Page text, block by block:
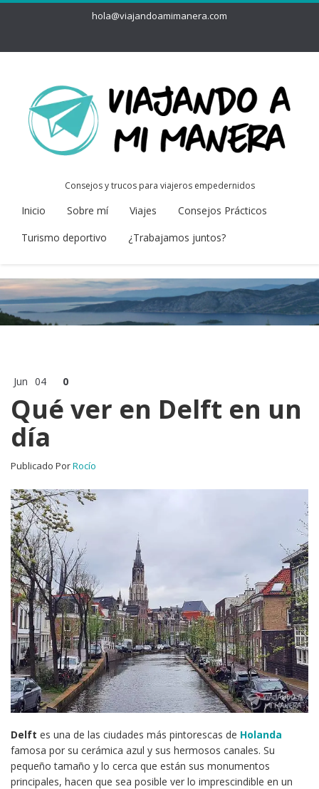
hola@viajandoamimanera.com
Consejos y trucos para viajeros empedernidos
Inicio Sobre mí Viajes
Consejos Prácticos
Turismo deportivo
¿Trabajamos juntos?
Jun 04 0
Qué ver en Delft en un
día
Publicado PorRocío
Delft es una de las ciudades más pintorescas de Holanda
famosa por su cerámica azul y sus hermosos canales. Su
pequeño tamaño y lo cerca que están sus monumentos
principales, hacen que sea posible ver lo imprescindible en un